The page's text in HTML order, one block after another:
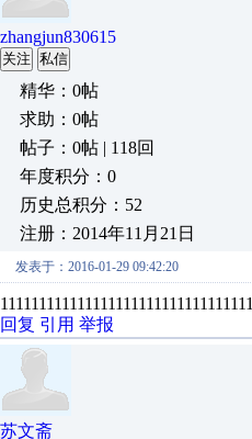
zhangjun830615
关注 私信
精华：0帖
求助：0帖
帖子：0帖 | 118回
年度积分：0
历史总积分：52
注册：2014年11月21日
发表于：2016-01-29 09:42:20
111111111111111111111111111111111
回复 引用 举报
苏文斋